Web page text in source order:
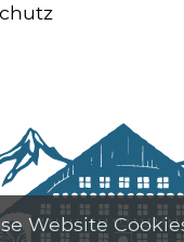
Website